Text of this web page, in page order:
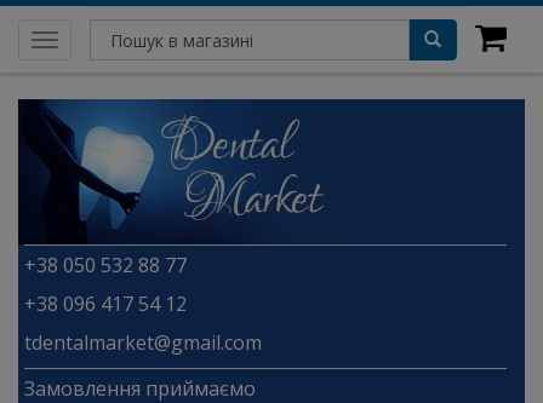
Toggle
navigation
+38 050 532 88 77
+38 096 417 54 12
tdentalmarket@gmail.com
Замовлення приймаємо